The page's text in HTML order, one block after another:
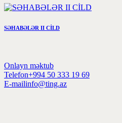
SƏHABƏLƏR II CİLD
Onlayn məktub
Telefon+994 50 333 19 69
E-mailinfo@ting.az